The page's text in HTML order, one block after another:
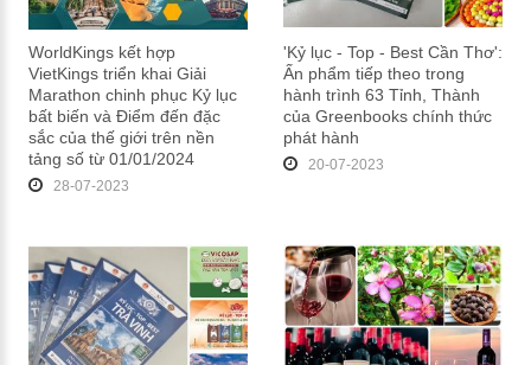
WorldKings kết hợp
VietKings triển khai Giải
Marathon chinh phục Kỷ lục
bất biến và Điểm đến đặc
sắc của thế giới trên nền
tảng số từ 01/01/2024
28-07-2023
'Kỷ lục - Top - Best Cần Thơ':
Ấn phẩm tiếp theo trong
hành trình 63 Tỉnh, Thành
của Greenbooks chính thức
phát hành
20-07-2023